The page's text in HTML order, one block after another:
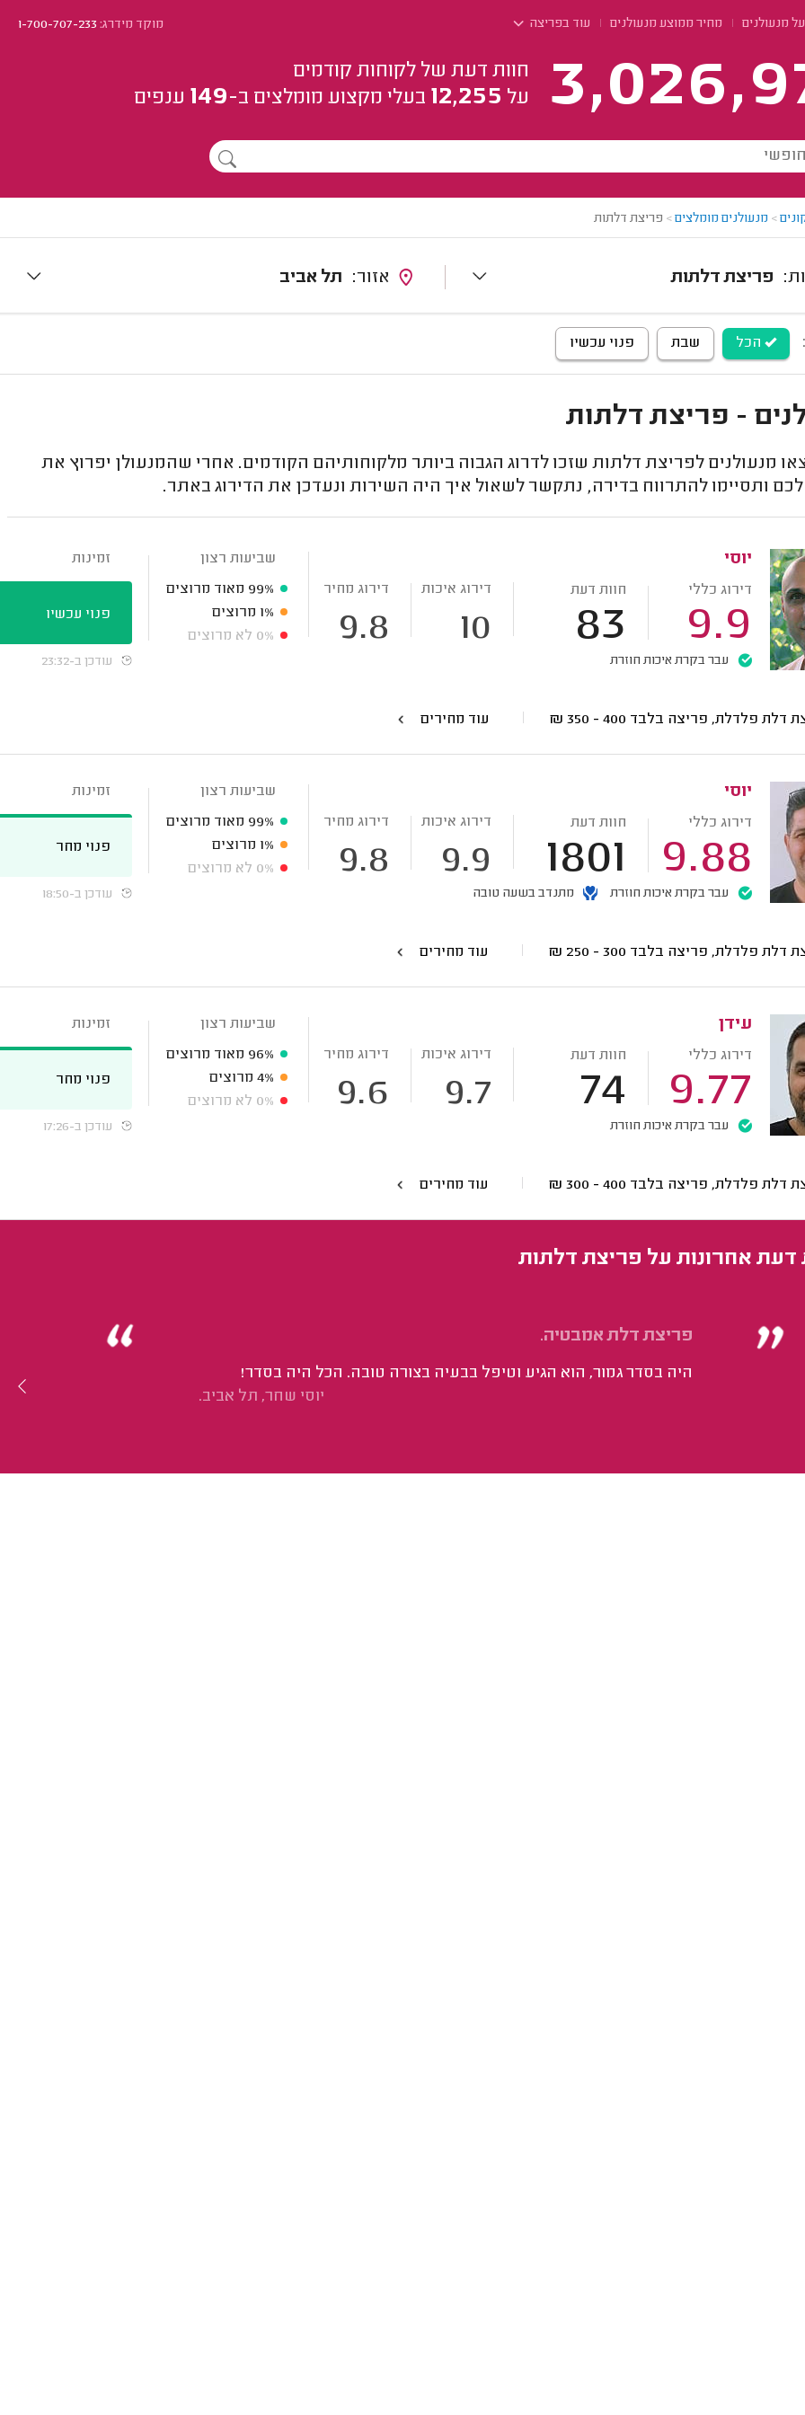
מנעולנים מחיר ממוצע מנעולנים עוד בפריצה מוקד מידרג:1-700-707-233
חוות דעת של לקוחות קודמים
על 12,255 בעלי מקצוע מומלצים ב-149 ענפים
> מנעולנים מומלצים> פריצת דלתות
פריצת דלתות תל אביב
הכל שבת פנוי עכשיו
- פריצת דלתות
מנעולנים לפריצת דלתות שזכו לדרוג הגבוה ביותר מלקוחותיהם הקודמים. אחרי שהמנעולן יפרוץ את
ותסיימו להתרווח בדירה, נתקשר לשאול איך היה השירות ונעדכן את הדירוג באתר.
יוסי
דירוג כללי
9.9
חוות דעת
83
דירוג איכות
10
דירוג מחיר
9.8
עבר בקרת איכות חוזרת
שביעות רצון
99% מאוד מרוצים
1% מרוצים
0% לא מרוצים
זמינות
פנוי עכשיו
עודכן ב-23:32
דלת פלדלת, פריצה בלבד 400 - 350
₪ עוד מחירים
יוסי
דירוג כללי
9.88
חוות דעת
1801
דירוג איכות
9.9
דירוג מחיר
9.8
עבר בקרת איכות חוזרת מתנדב בשעה טובה
שביעות רצון
99% מאוד מרוצים
1% מרוצים
0% לא מרוצים
זמינות
פנוי מחר
עודכן ב-18:50
דלת פלדלת, פריצה בלבד 300 - 250
₪ עוד מחירים
עידן
דירוג כללי
9.77
חוות דעת
74
דירוג איכות
9.7
דירוג מחיר
9.6
עבר בקרת איכות חוזרת
שביעות רצון
96% מאוד מרוצים
4% מרוצים
0% לא מרוצים
זמינות
פנוי מחר
עודכן ב-17:26
דלת פלדלת, פריצה בלבד 400 - 300
₪ עוד מחירים
דעת אחרונות על פריצת דלתות
פריצת דלת אמבטיה.
היה בסדר גמור, הוא הגיע וטיפל בבעיה בצורה טובה. הכל היה בסדר!
יוסי שחר, תל אביב.